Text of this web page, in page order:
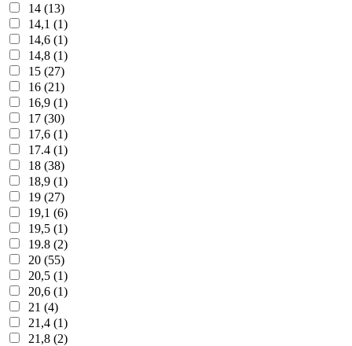
14 (13)
14,1 (1)
14,6 (1)
14,8 (1)
15 (27)
16 (21)
16,9 (1)
17 (30)
17,6 (1)
17.4 (1)
18 (38)
18,9 (1)
19 (27)
19,1 (6)
19,5 (1)
19.8 (2)
20 (55)
20,5 (1)
20,6 (1)
21 (4)
21,4 (1)
21,8 (2)